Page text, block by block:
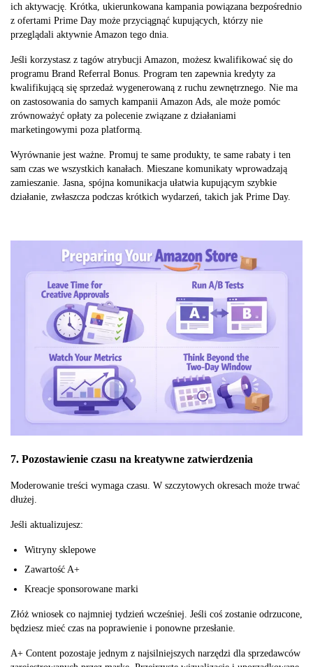
ich aktywację. Krótka, ukierunkowana kampania powiązana bezpośrednio
z ofertami Prime Day może przyciągnąć kupujących, którzy nie
przeglądali aktywnie Amazon tego dnia.
Jeśli korzystasz z tagów atrybucji Amazon, możesz kwalifikować się do
programu Brand Referral Bonus. Program ten zapewnia kredyty za
kwalifikującą się sprzedaż wygenerowaną z ruchu zewnętrznego. Nie ma
on zastosowania do samych kampanii Amazon Ads, ale może pomóc
zrównoważyć opłaty za polecenie związane z działaniami
marketingowymi poza platformą.
Wyrównanie jest ważne. Promuj te same produkty, te same rabaty i ten
sam czas we wszystkich kanałach. Mieszane komunikaty wprowadzają
zamieszanie. Jasna, spójna komunikacja ułatwia kupującym szybkie
działanie, zwłaszcza podczas krótkich wydarzeń, takich jak Prime Day.
7. Pozostawienie czasu na kreatywne zatwierdzenia
Moderowanie treści wymaga czasu. W szczytowych okresach może trwać
dłużej.
Jeśli aktualizujesz:
Witryny sklepowe
Zawartość A+
Kreacje sponsorowane marki
Złóż wniosek co najmniej tydzień wcześniej. Jeśli coś zostanie odrzucone,
będziesz mieć czas na poprawienie i ponowne przesłanie.
A+ Content pozostaje jednym z najsilniejszych narzędzi dla sprzedawców